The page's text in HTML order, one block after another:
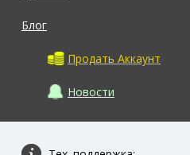
Блог
Продать Аккаунт
Новости